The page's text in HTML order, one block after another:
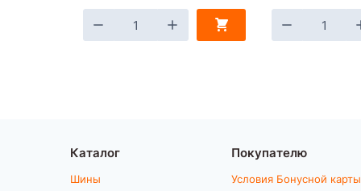
Каталог
Шины
Покупателю
Условия Бонусной карты